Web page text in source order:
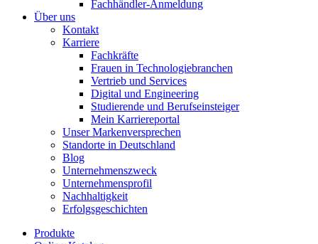
Fachhändler-Anmeldung
Über uns
Kontakt
Karriere
Fachkräfte
Frauen in Technologiebranchen
Vertrieb und Services
Digital und Engineering
Studierende und Berufseinsteiger
Mein Karriereportal
Unser Markenversprechen
Standorte in Deutschland
Blog
Unternehmenszweck
Unternehmensprofil
Nachhaltigkeit
Erfolgsgeschichten
Produkte